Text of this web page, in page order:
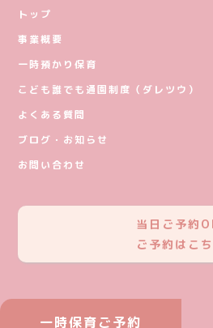
一時保育ご予約
トップ
事業概要
一時預かり保育
こども誰でも通園制度（ダレツウ）
よくある質問
ブログ・お知らせ
お問い合わせ
当日ご予約
ご予約はこ